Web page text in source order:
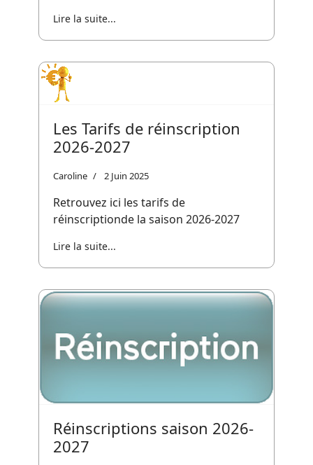
Lire la suite...
Les Tarifs de réinscription
2026-2027
Caroline 2 Juin 2025
Retrouvez ici les tarifs de
réinscriptionde la saison 2026-2027
Lire la suite...
Réinscriptions saison 2026-
2027